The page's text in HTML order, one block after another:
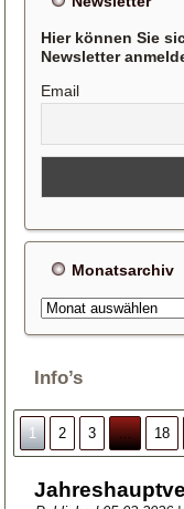
Hier können Sie
Newsletter
Email
Monatsarchiv
Monatsarchiv
Info’s
1 2 3 … 18